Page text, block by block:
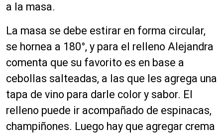
a la masa.
La masa se debe estirar en forma circular,
se hornea a 180°, y para el relleno Alejandra
comenta que su favorito es en base a
cebollas salteadas, a las que les agrega una
tapa de vino para darle color y sabor. El
relleno puede ir acompañado de espinacas,
champiñones. Luego hay que agregar crema